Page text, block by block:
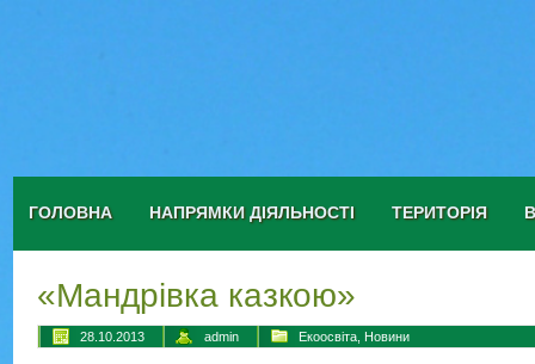
ГОЛОВНА НАПРЯМКИ ДІЯЛЬНОСТІ ТЕРИТОРІЯ
«Мандрівка казкою»
28.10.2013 admin Екоосвіта Новини